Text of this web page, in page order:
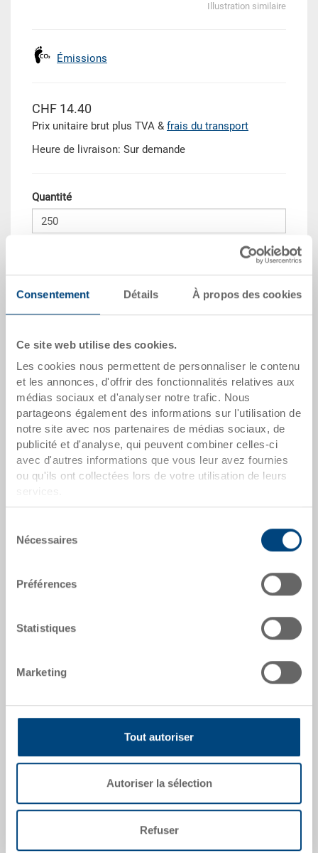
Consentement Détails À propos des cookies
Ce site web utilise des cookies.
Les cookies nous permettent de personnaliser le contenu
et les annonces, d'offrir des fonctionnalités relatives aux
médias sociaux et d'analyser notre trafic. Nous
partageons également des informations sur l'utilisation de
notre site avec nos partenaires de médias sociaux, de
publicité et d'analyse, qui peuvent combiner celles-ci
avec d'autres informations que vous leur avez fournies
ou qu'ils ont collectées lors de votre utilisation de leurs
Nécessaires
Préférences
Statistiques
Marketing
Tout autoriser
Autoriser la sélection
Refuser
Illustration similaire
Émissions
CHF 14.40
Prix unitaire brut plus TVA & frais du transport
Heure de livraison: Sur demande
Quantité
Quantité de commande minimale: 250 unités
Quantité échelonnée Prix
Dès 250 pièces
Quantités échelonnées correspondent aux unités
d’emballage.
dates de l'article
Numéro de commande
7-411-100.9000.0150
Dimensions extérieures:
Données techniques
Bac Gastro-Norme 1/1, PP, blanc, ext. 530x325x100
Accessoires en option